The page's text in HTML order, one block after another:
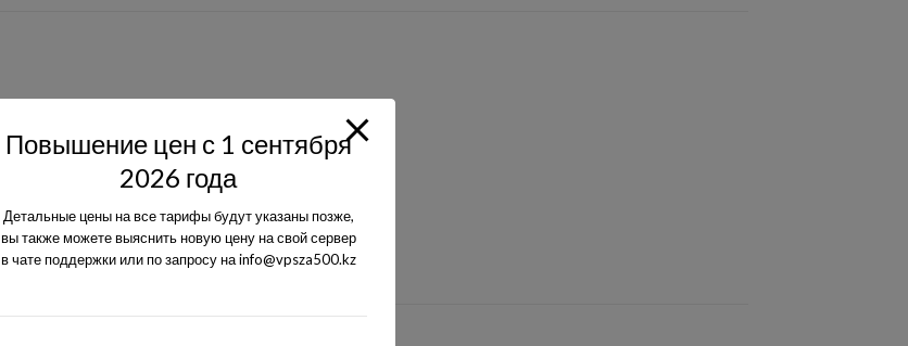
Повышение цен с 1 сентября
2026 года
Детальные цены на все тарифы будут указаны позже,
вы также можете выяснить новую цену на свой сервер
в чате поддержки или по запросу на info@vpsza500.kz